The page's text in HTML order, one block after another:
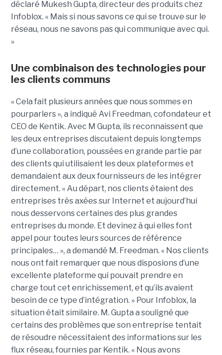
déclaré Mukesh Gupta, directeur des produits chez
Infoblox. « Mais si nous savons ce qui se trouve sur le
réseau, nous ne savons pas qui communique avec qui.
»
Une combinaison des technologies pour
les clients communs
« Cela fait plusieurs années que nous sommes en
pourparlers », a indiqué Avi Freedman, cofondateur et
CEO de Kentik. Avec M Gupta, ils reconnaissent que
les deux entreprises discutaient depuis longtemps
d’une collaboration, poussées en grande partie par
des clients qui utilisaient les deux plateformes et
demandaient aux deux fournisseurs de les intégrer
directement. « Au départ, nos clients étaient des
entreprises très axées sur Internet et aujourd’hui
nous desservons certaines des plus grandes
entreprises du monde. Et devinez à qui elles font
appel pour toutes leurs sources de référence
principales… », a demandé M. Freedman. « Nos clients
nous ont fait remarquer que nous disposions d’une
excellente plateforme qui pouvait prendre en
charge tout cet enrichissement, et qu’ils avaient
besoin de ce type d’intégration. » Pour Infoblox, la
situation était similaire. M. Gupta a souligné que
certains des problèmes que son entreprise tentait
de résoudre nécessitaient des informations sur les
flux réseau, fournies par Kentik. « Nous avons